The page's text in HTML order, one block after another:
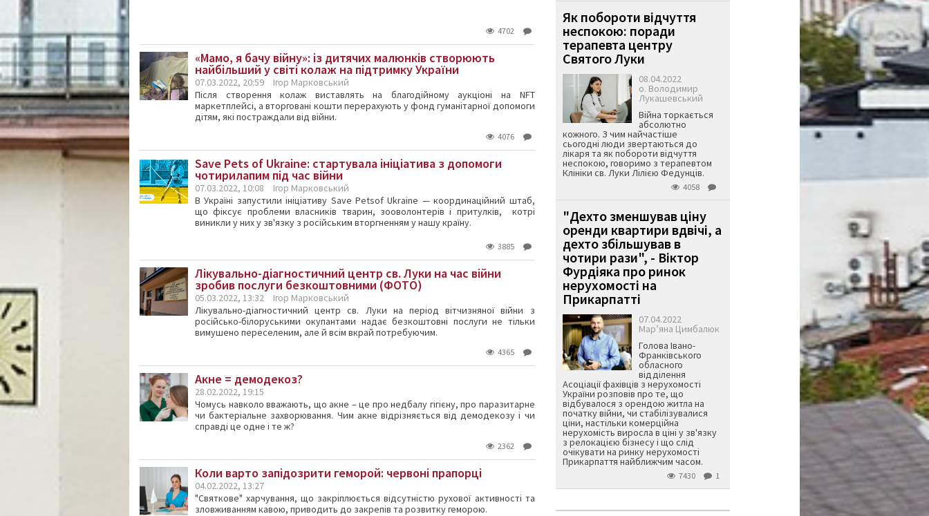
4702
«Мамо, я бачу війну»: із дитячих малюнків створюють
найбільший у світі колаж на підтримку України
07.03.2022, 20:59
Ігор Марковський
Після створення колаж виставлять на благодійному аукціоні на NFT
маркетплейсі, а вторговані кошти перерахують у фонд гуманітарної допомоги
дітям, які постраждали від війни.
4076
Save Pets of Ukraine: стартувала ініціатива з допомоги
чотирилапим під час війни
07.03.2022, 10:08
Ігор Марковський
В Україні запустили ініціативу Save Petsof Ukraine — координаційний штаб,
що фіксує проблеми власників тварин, зооволонтерів і притулків, котрі
виникли у них у зв'язку з російським вторгненням у нашу країну.
3885
Лікувально-діагностичний центр св. Луки на час війни
зробив послуги безкоштовними (ФОТО)
05.03.2022, 13:32
Ігор Марковський
Лікувально-діагностичний центр св. Луки на період вітчизняної війни з
російсько-білоруськими окупантами надає безкоштовні послуги не тільки
вимушено переселеним, але й всім вкрай потребуючим.
4365
Акне = демодекоз?
28.02.2022, 19:15
Чомусь навколо вважають, що акне – це про недбалу гігієну, про паразитарне
чи бактеріальне захворювання. Чим акне відрізняється від демодекозу і чи
справді це одне і те ж?
2362
Коли варто запідозрити геморой: червоні прапорці
04.02.2022, 13:27
"Святкове" харчування, що закріплюється відсутністю рухової активності та
зловживанням кавою, приводить до закрепів та розвитку геморою.
Як побороти відчуття
неспокою: поради
терапевта центру
Святого Луки
08.04.2022
о. Володимир
Лукашевський
Війна торкається
абсолютно
кожного. З чим найчастіше
сьогодні люди звертаються до
лікаря та як побороти відчуття
неспокою, говоримо з терапевтом
Клініки св. Луки Лілією Федунців.
4058
"Дехто зменшував ціну
оренди квартири вдвічі, а
дехто збільшував в
чотири рази", - Віктор
Фурдіяка про ринок
нерухомості на
Прикарпатті
07.04.2022
Мар’яна Цимбалюк
Голова Івано-
Франківського
обласного
відділення
Асоціації фахівців з нерухомості
України розповів про те, що
відбувалося з орендою житла на
початку війни, чи стабілізувалися
ціни, настільки комерційна
нерухомість виросла в ціні у зв'язку
з релокацією бізнесу і що слід
очікувати на ринку нерухомості
Прикарпаття найближчим часом.
7430 1